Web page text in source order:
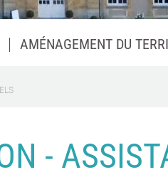
AMÉNAGEMENT DU
-